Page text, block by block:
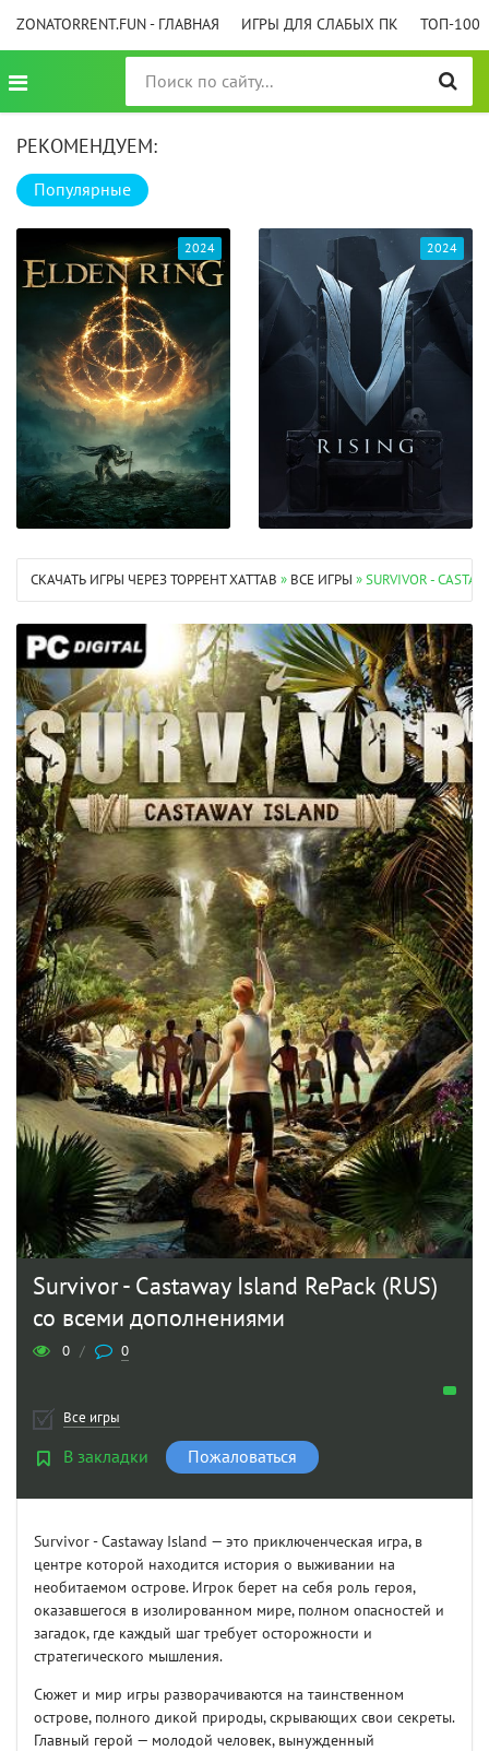
ZONATORRENT.FUN - ГЛАВНАЯ ИГРЫ ДЛЯ СЛАБЫХ ПК ТОП-100
РЕКОМЕНДУЕМ:
Популярные
2024 2024
СКАЧАТЬ ИГРЫ ЧЕРЕЗ ТОРРЕНТ XATTAB » ВСЕ ИГРЫ » SURVIVOR -
Survivor - Castaway Island RePack (RUS)
со всеми дополнениями
0 / 0
Все игры
В закладки Пожаловаться
Survivor - Castaway Island — это приключенческая игра, в
центре которой находится история о выживании на
необитаемом острове. Игрок берет на себя роль героя,
оказавшегося в изолированном мире, полном опасностей и
загадок, где каждый шаг требует осторожности и
стратегического мышления.
Сюжет и мир игры разворачиваются на таинственном
острове, полного дикой природы, скрывающих свои секреты.
Главный герой — молодой человек, вынужденный